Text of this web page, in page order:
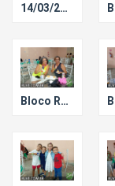
14/03/2026 - Bloco Ressaca de Carnaval.
Bloco Ressaca de Carnaval.